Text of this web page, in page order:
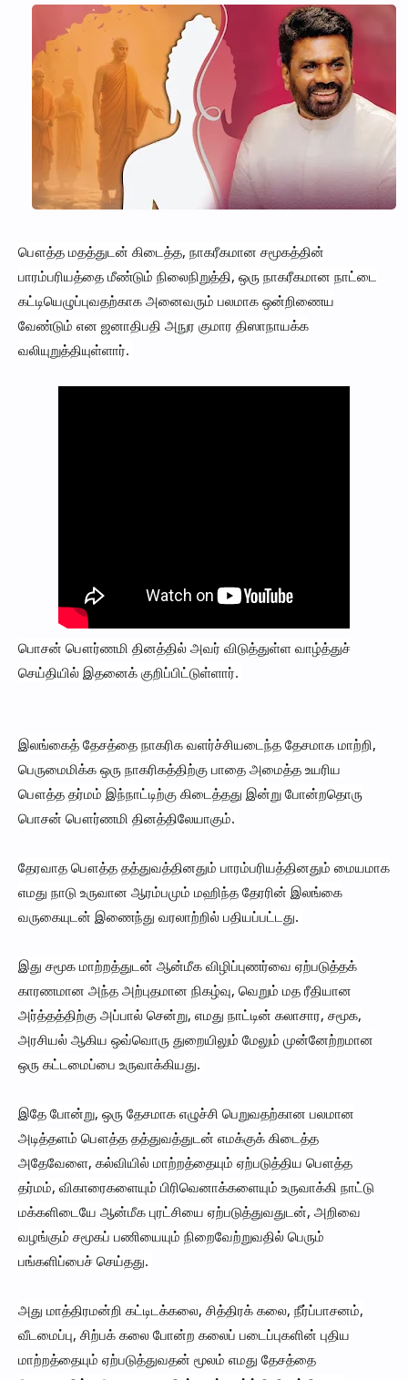
பௌத்த மதத்துடன் கிடைத்த, நாகரீகமான சமூகத்தின்
பாரம்பரியத்தை மீண்டும் நிலைநிறுத்தி, ஒரு நாகரீகமான நாட்டை
கட்டியெழுப்புவதற்காக அனைவரும் பலமாக ஒன்றிணைய
வேண்டும் என ஜனாதிபதி அநுர குமார திஸாநாயக்க
வலியுறுத்தியுள்ளார்.
பொசன் பௌர்ணமி தினத்தில் அவர் விடுத்துள்ள வாழ்த்துச்
செய்தியில் இதனைக் குறிப்பிட்டுள்ளார்.
இலங்கைத் தேசத்தை நாகரிக வளர்ச்சியடைந்த தேசமாக மாற்றி,
பெருமைமிக்க ஒரு நாகரிகத்திற்கு பாதை அமைத்த உயரிய
பௌத்த தர்மம் இந்நாட்டிற்கு கிடைத்தது இன்று போன்றதொரு
பொசன் பௌர்ணமி தினத்திலேயாகும்.
தேரவாத பௌத்த தத்துவத்தினதும் பாரம்பரியத்தினதும் மையமாக
எமது நாடு உருவான ஆரம்பமும் மஹிந்த தேரரின் இலங்கை
வருகையுடன் இணைந்து வரலாற்றில் பதியப்பட்டது.
இது சமூக மாற்றத்துடன் ஆன்மீக விழிப்புணர்வை ஏற்படுத்தக்
காரணமான அந்த அற்புதமான நிகழ்வு, வெறும் மத ரீதியான
அர்த்தத்திற்கு அப்பால் சென்று, எமது நாட்டின் கலாசார, சமூக,
அரசியல் ஆகிய ஒவ்வொரு துறையிலும் மேலும் முன்னேற்றமான
ஒரு கட்டமைப்பை உருவாக்கியது.
இதே போன்று, ஒரு தேசமாக எழுச்சி பெறுவதற்கான பலமான
அடித்தளம் பௌத்த தத்துவத்துடன் எமக்குக் கிடைத்த
அதேவேளை, கல்வியில் மாற்றத்தையும் ஏற்படுத்திய பௌத்த
தர்மம், விகாரைகளையும் பிரிவெனாக்களையும் உருவாக்கி நாட்டு
மக்களிடையே ஆன்மீக புரட்சியை ஏற்படுத்துவதுடன், அறிவை
வழங்கும் சமூகப் பணியையும் நிறைவேற்றுவதில் பெரும்
பங்களிப்பைச் செய்தது.
அது மாத்திரமன்றி கட்டிடக்கலை, சித்திரக் கலை, நீர்ப்பாசனம்,
வீடமைப்பு, சிற்பக் கலை போன்ற கலைப் படைப்புகளின் புதிய
மாற்றத்தையும் ஏற்படுத்துவதன் மூலம் எமது தேசத்தை